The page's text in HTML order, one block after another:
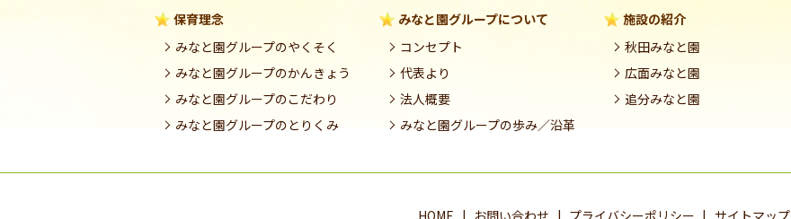
保育理念
みなと園グループのやくそく
みなと園グループのかんきょう
みなと園グループのこだわり
みなと園グループのとりくみ
みなと園グループについて
コンセプト
代表より
法人概要
みなと園グループの歩み／沿革
施設の紹介
秋田みなと園
広面みなと園
追分みなと園